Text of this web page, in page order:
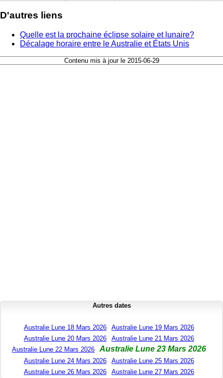
D'autres liens
Quelle est la prochaine éclipse solaire et lunaire?
Décalage horaire entre le Australie et États Unis
Contenu mis à jour le 2015-06-29
Autres dates
Australie Lune 18 Mars 2026
Australie Lune 19 Mars 2026
Australie Lune 20 Mars 2026
Australie Lune 21 Mars 2026
Australie Lune 22 Mars 2026
Australie Lune 23 Mars 2026
Australie Lune 24 Mars 2026
Australie Lune 25 Mars 2026
Australie Lune 26 Mars 2026
Australie Lune 27 Mars 2026